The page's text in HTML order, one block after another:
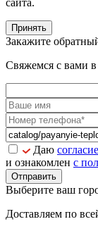
сайта.
Принять
Закажите
Свяжемся с вами
Даю согласие
и ознакомлен с
Отправить
Выберите ваш
Доставляем по